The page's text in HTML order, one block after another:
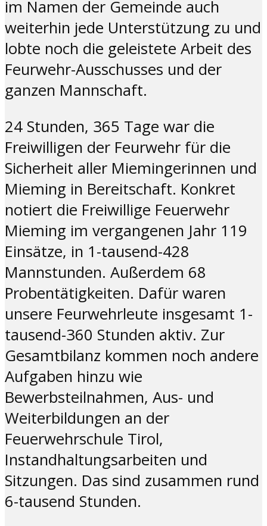
im Namen der Gemeinde auch
weiterhin jede Unterstützung zu und
lobte noch die geleistete Arbeit des
Feurwehr-Ausschusses und der
ganzen Mannschaft.
24 Stunden, 365 Tage war die
Freiwilligen der Feurwehr für die
Sicherheit aller Miemingerinnen und
Mieming in Bereitschaft. Konkret
notiert die Freiwillige Feuerwehr
Mieming im vergangenen Jahr 119
Einsätze, in 1-tausend-428
Mannstunden. Außerdem 68
Probentätigkeiten. Dafür waren
unsere Feurwehrleute insgesamt 1-
tausend-360 Stunden aktiv. Zur
Gesamtbilanz kommen noch andere
Aufgaben hinzu wie
Bewerbsteilnahmen, Aus- und
Weiterbildungen an der
Feuerwehrschule Tirol,
Instandhaltungsarbeiten und
Sitzungen. Das sind zusammen rund
6-tausend Stunden.